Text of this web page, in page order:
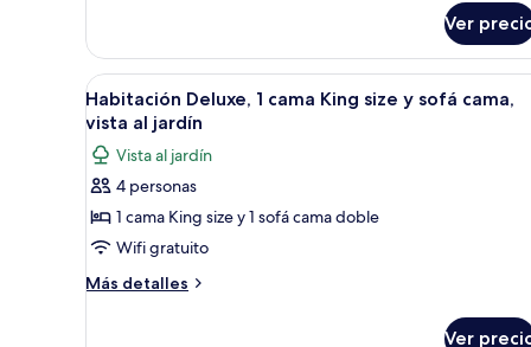
vista
al
jardín
(Jungle)
Deluxe,
cama
King
vista
al
jardín
(Jungle)
Ver
Abrir
todas
las
fotos
de
Habitación
Deluxe,
1
Una habitación con una
4
Habitación Deluxe, 1 cama King size y sofá cama,
vista al jardín
Vista al jardín
4 personas
1 cama King size y 1 sofá cama doble
Wifi gratuito
Más detalles
Más
Ver